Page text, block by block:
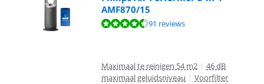
AMF870/15
Beoordeling is 8,6 van de 10, gebaseerd op 91 reviews.
91 reviews
Maximaal te reinigen 54 m2 | 46 dB
maximaal geluidsniveau | Voorfilter